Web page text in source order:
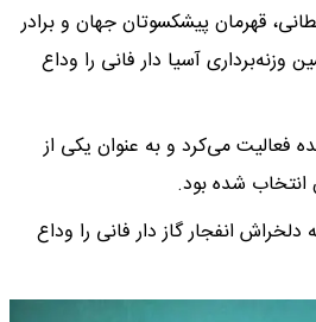
قهرمان پیشکسوتان جهان و برادر
آسیا دار فانی را وداع
فعالیت می‌کرد و به عنوان یکی از
انتخاب شده بود.
انفجار گاز دار فانی را وداع